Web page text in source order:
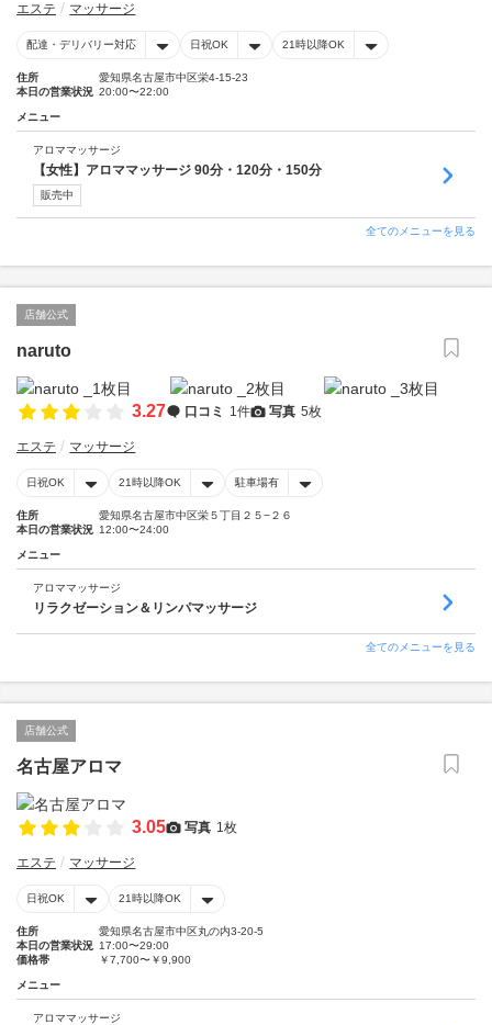
エステ マッサージ
配達・デリバリー対応 日祝OK 21時以降OK
住所
愛知県名古屋市中区栄4-15-23
本日の営業状況 20:00〜22:00
メニュー
アロママッサージ
【女性】アロママッサージ 90分・120分・150分
販売中
全てのメニューを見る
店舗公式
naruto
3.27 口コミ 1件 写真 5枚
エステ マッサージ
日祝OK 21時以降OK 駐車場有
住所
愛知県名古屋市中区栄５丁目２５−２６
本日の営業状況 12:00〜24:00
メニュー
アロママッサージ
リラクゼーション＆リンパマッサージ
全てのメニューを見る
店舗公式
名古屋アロマ
3.05 写真 1枚
エステ マッサージ
日祝OK 21時以降OK
住所
愛知県名古屋市中区丸の内3-20-5
本日の営業状況 17:00〜29:00
価格帯
￥7,700〜￥9,900
メニュー
アロママッサージ